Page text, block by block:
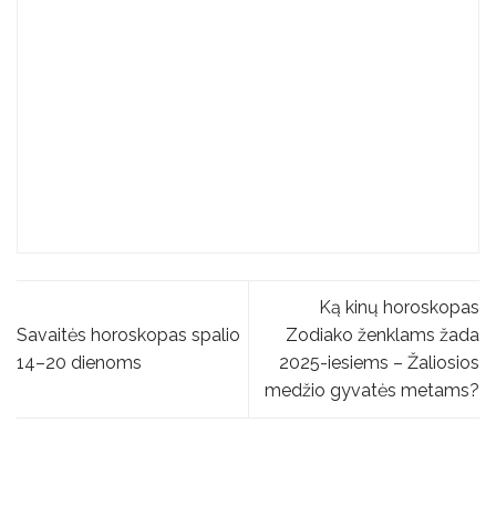
Savaitės horoskopas spalio
14–20 dienoms
Ką kinų horoskopas
Zodiako ženklams žada
2025-iesiems – Žaliosios
medžio gyvatės metams?